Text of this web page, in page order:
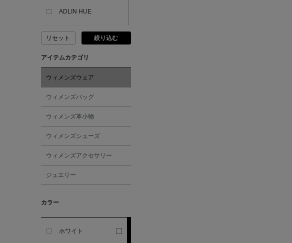
ADLIN HUE
ADVISORY BOARD
AESOP
ALBERT THURSTON
ALESSANDRO
リセット 絞り込む
アイテムカテゴリ
ウィメンズウェア
ウィメンズバッグ
ウィメンズ革小物
ウィメンズシューズ
ウィメンズアクセサリー
ジュエリー
カラー
ホワイト